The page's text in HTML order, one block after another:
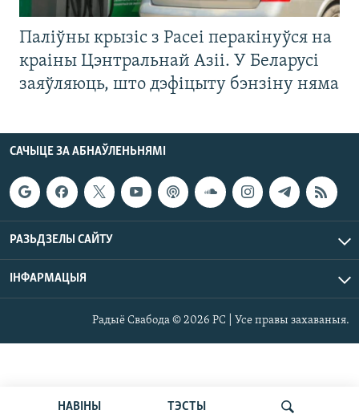
НАВІНЫ ТЭСТЫ
Паліўны крызіс з Расеі перакінуўся на
краіны Цэнтральнай Азіі. У Беларусі
заяўляюць, што дэфіцыту бэнзіну няма
САЧЫЦЕ ЗА АБНАЎЛЕНЬНЯМІ
РАЗЬДЗЕЛЫ САЙТУ
ІНФАРМАЦЫЯ
Радыё Свабода © 2026 РС | Усе правы захаваныя.